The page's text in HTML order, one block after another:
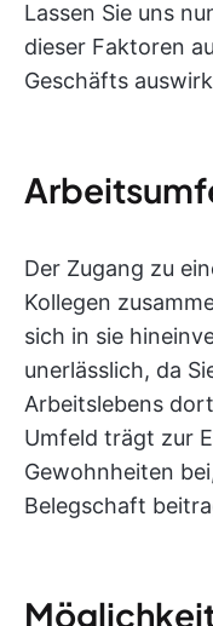
Lassen Sie uns
dieser Faktoren
Geschäfts
Der Zugang zu
Kollegen
sich in sie
unerlässlich, da
Arbeitslebens
Umfeld trägt zur
Gewohnheiten
Belegschaft